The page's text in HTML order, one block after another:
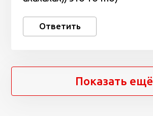
Ответить
Показать ещё